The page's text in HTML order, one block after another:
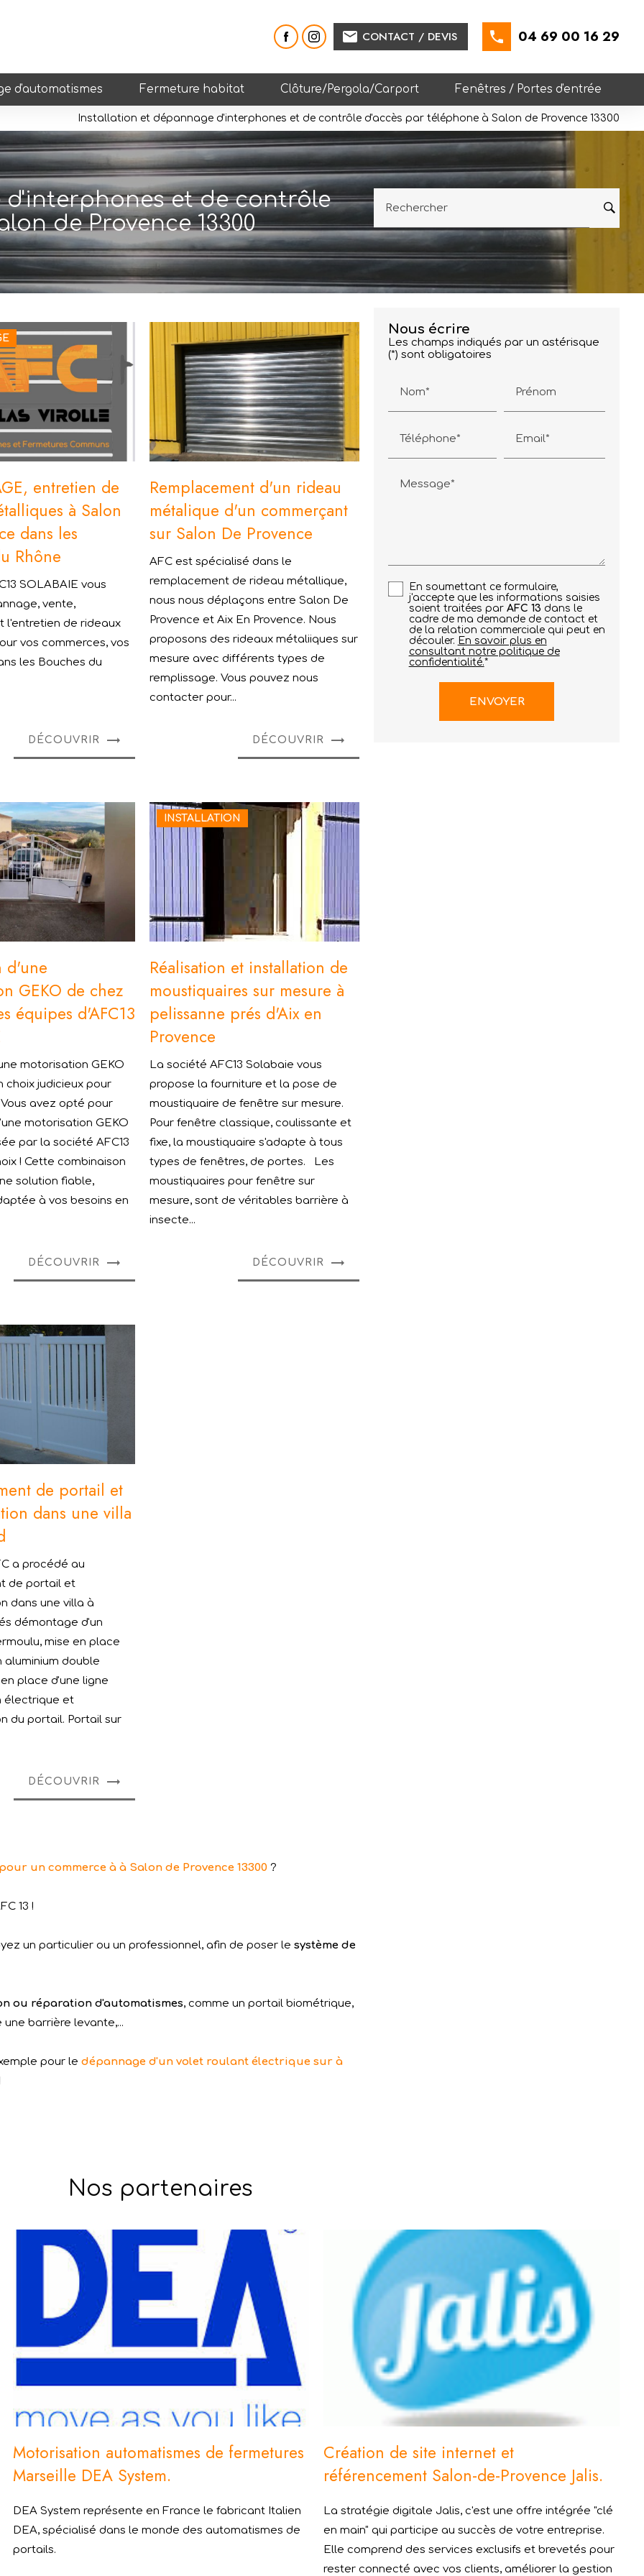
mail CONTACT / DEVIS 04 69 00 16 29
d'automatismes Fermeture habitat Clôture/Pergola/Carport Fenêtres / Portes d'entrée
Installation et dépannage d'interphones et de contrôle d'accès par téléphone à Salon de Provence 13300
et de contrôle
de Provence 13300
Rechercher
entretien de
à Salon
dans les
Rhône
SOLABAIE vous
vente,
l'entretien de rideaux
vos commerces, vos
les Bouches du
DÉCOUVRIR
Remplacement d'un rideau
métalique d'un commerçant
sur Salon De Provence
AFC est spécialisé dans le
remplacement de rideau métallique,
nous nous déplaçons entre Salon De
Provence et Aix En Provence. Nous
proposons des rideaux métaliiques sur
mesure avec différents types de
remplissage. Vous pouvez nous
contacter pour...
DÉCOUVRIR
d'une
GEKO de chez
équipes d'AFC13
motorisation GEKO
choix judicieux pour
avez opté pour
motorisation GEKO
par la société AFC13
! Cette combinaison
solution fiable,
à vos besoins en
DÉCOUVRIR
INSTALLATION
Réalisation et installation de
moustiquaires sur mesure à
pelissanne prés d'Aix en
Provence
La société AFC13 Solabaie vous
propose la fourniture et la pose de
moustiquaire de fenêtre sur mesure.
Pour fenêtre classique, coulissante et
fixe, la moustiquaire s'adapte à tous
types de fenêtres, de portes. Les
moustiquaires pour fenêtre sur
mesure, sont de véritables barrière à
insecte...
DÉCOUVRIR
de portail et
dans une villa
a procédé au
de portail et
dans une villa à
démontage d'un
mise en place
aluminium double
place d'une ligne
électrique et
du portail. Portail sur
DÉCOUVRIR
un commerce à à Salon de Provence 13300?
13 !
un particulier ou un professionnel, afin de poser le système de
ou réparation d'automatismes, comme un portail biométrique,
barrière levante,...
pour le dépannage d'un volet roulant électrique sur à
Nous écrire
Les champs indiqués par un astérisque
(*) sont obligatoires
Nom* Prénom
Téléphone* Email*
Message*
En soumettant ce formulaire,
j'accepte que les informations saisies
soient traitées par AFC 13 dans le
cadre de ma demande de contact et
de la relation commerciale qui peut en
découler. En savoir plus en
consultant notre politique de
confidentialité.*
Nos partenaires
Motorisation automatismes de fermetures
Marseille DEA System.
DEA System représente en France le fabricant Italien
DEA, spécialisé dans le monde des automatismes de
portails.
Création de site internet et
référencement Salon-de-Provence Jalis.
La stratégie digitale Jalis, c'est une offre intégrée "clé
en main" qui participe au succès de votre entreprise.
Elle comprend des services exclusifs et brevetés pour
rester connecté avec vos clients, améliorer la gestion